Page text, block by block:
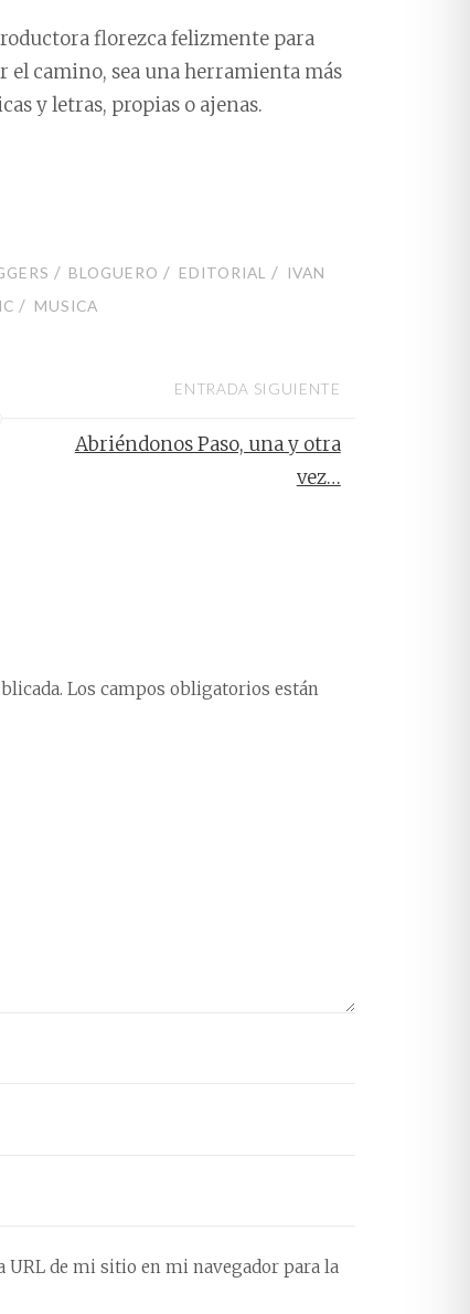
florezca felizmente para
el camino, sea una herramienta más
y letras, propias o ajenas.
/ BLOGUERO / EDITORIAL / IVAN
/ MUSICA
ENTRADA SIGUIENTE
Abriéndonos Paso, una y otra
vez…
Los campos obligatorios están
de mi sitio en mi navegador para la